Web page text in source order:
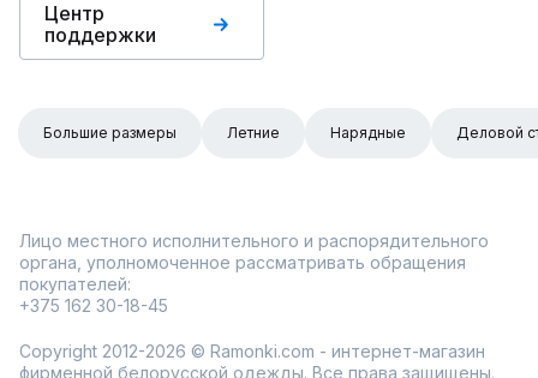
Центр
поддержки
Большие размеры Летние Нарядные Деловой
Лицо местного исполнительного и распорядительного
органа, уполномоченное рассматривать обращения
покупателей:
+375 162 30-18-45
Copyright 2012-2026 © Ramonki.com - интернет-магазин
фирменной белорусской одежды. Все права защищены.